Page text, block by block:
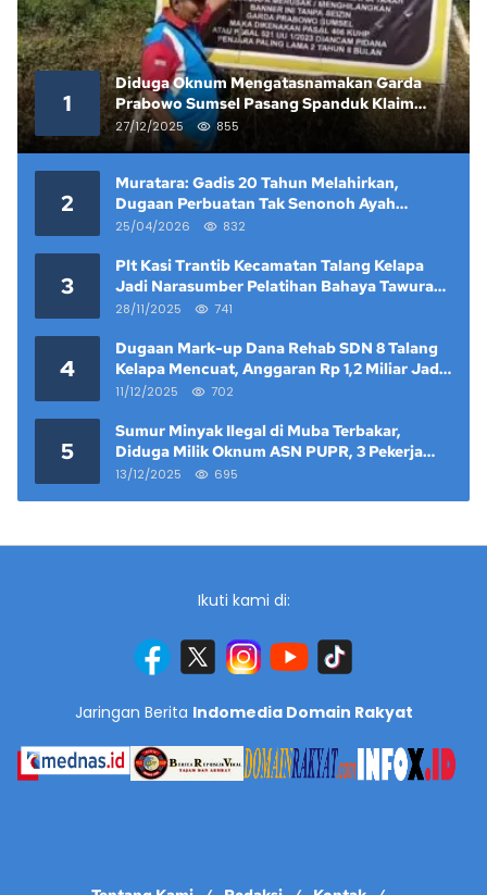
1
Diduga Oknum Mengatasnamakan Garda
Prabowo Sumsel Pasang Spanduk Klaim
Lahan yang Telah Diputus Pengadilan
27/12/2025 855
2
Muratara: Gadis 20 Tahun Melahirkan,
Dugaan Perbuatan Tak Senonoh Ayah
Kandung Mencuat
25/04/2026 832
3
Plt Kasi Trantib Kecamatan Talang Kelapa
Jadi Narasumber Pelatihan Bahaya Tawuran
dan Narkoba di Keramat Raya
28/11/2025 741
4
Dugaan Mark-up Dana Rehab SDN 8 Talang
Kelapa Mencuat, Anggaran Rp 1,2 Miliar Jadi
Sorotan
11/12/2025 702
5
Sumur Minyak Ilegal di Muba Terbakar,
Diduga Milik Oknum ASN PUPR, 3 Pekerja
Tewas
13/12/2025 695
Ikuti kami di:
Jaringan Berita Indomedia Domain Rakyat